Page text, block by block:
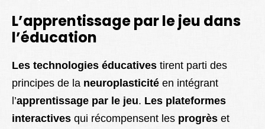
L’apprentissage par le jeu dans
l’éducation
Les technologies éducatives tirent parti des
principes de la neuroplasticité en intégrant
l’apprentissage par le jeu. Les plateformes
interactives qui récompensent les progrès et